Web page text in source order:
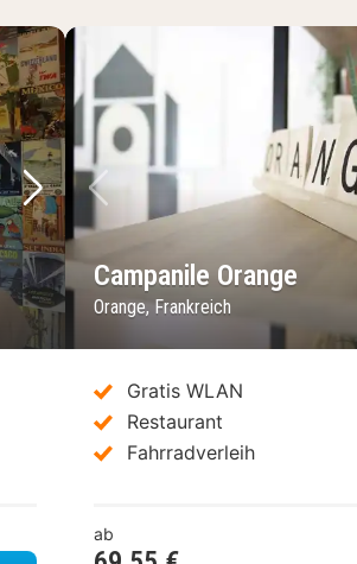
Nächstes BildVorheriges Bild
Campanile Orange
Orange, Frankreich
Gratis WLAN
Restaurant
Fahrradverleih
ab